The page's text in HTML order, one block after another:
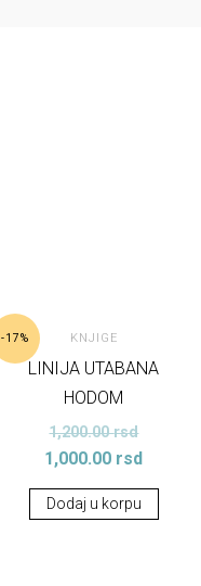
-17% KNJIGE
LINIJA UTABANA
HODOM
1,200.00rsd
1,000.00 rsd
Dodaj u korpu